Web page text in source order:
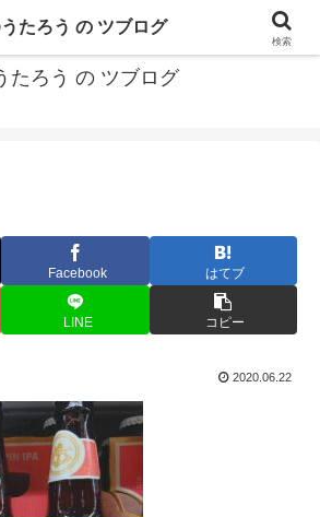
代がMBA・キャリアとEコマースについて発信
たろう の ツブログ
Facebook はてブ
LINE コピー
2020.06.22
たろう の ツブログ
検索